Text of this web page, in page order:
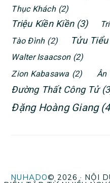
Thục Khách (2)
Triệu Kiền Kiền (3) Trí
Tào Đình (2) Tửu
Walter Isaacson (2)
Zion Kabasawa (2) Ân
Đường Thất Công Tử
Đặng Hoàng Giang
NUHADO© 2026 · NỘI